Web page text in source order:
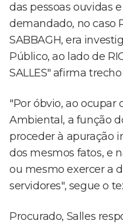
das pessoas ouvidas
demandado, no caso
SABBAGH, era
Público, ao lado de
SALLES" afirma
"Por óbvio, ao ocupar
Ambiental, a função
proceder à apuração
dos mesmos fatos, e
ou mesmo exercer a
servidores", segue o
Procurado, Salles